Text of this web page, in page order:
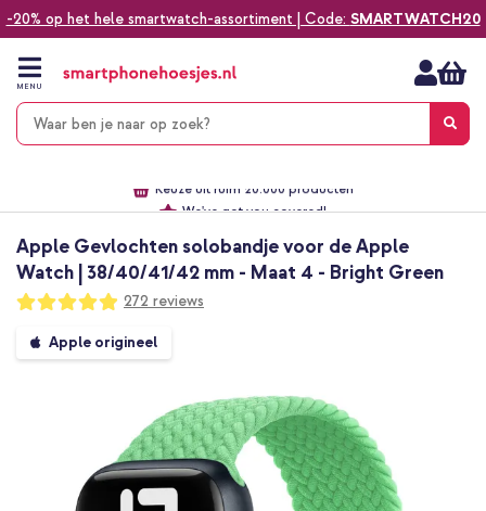
-20% op het hele smartwatch-assortiment | Code: SMARTWATCH20
naar
inhoud
MENU
Alles voor jouw telefoon, tablet, smartwatch of laptop
We've got you covered!
Apple Gevlochten solobandje voor de Apple
Watch | 38/40/41/42 mm - Maat 4 - Bright Green
Waardering:
98
100
272 reviews
Ga
naar
Apple origineel